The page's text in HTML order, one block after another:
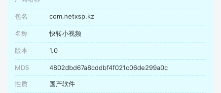
包名 com.netxsp.kz
名称 快转小视频
版本 1.0
MD5 4802dbd67a8cddbf4f021c06de299a0c
性质 国产软件